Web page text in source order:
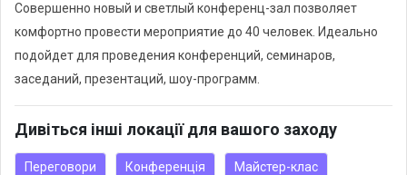
Совершенно новый и светлый конференц-зал позволяет
комфортно провести мероприятие до 40 человек. Идеально
подойдет для проведения конференций, семинаров,
Дивіться інші локації для вашого заходу
Переговори Конференція Майстер-клас